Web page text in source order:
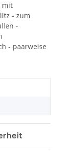
mit
- zum
-
- paarweise